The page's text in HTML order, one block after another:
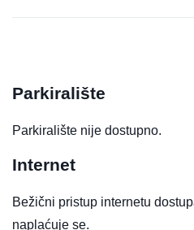
Parkiralište
Parkiralište nije dostupno.
Internet
Bežični pristup internetu
naplaćuje se.